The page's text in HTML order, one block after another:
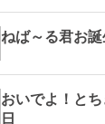
ねば～る君お
おいでよ！と
日